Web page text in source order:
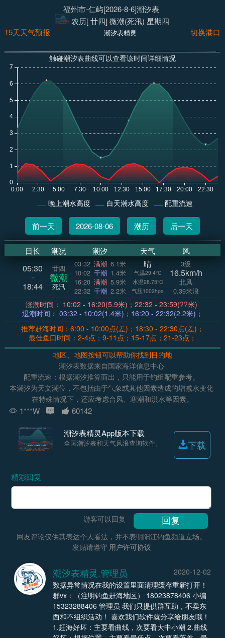
福州市-仁屿[2026-8-6]潮汐表
农历[ 廿四] 微潮(死汛) 星期四
切换港口
潮汐表精灵
15天天气预报
触碰潮汐表曲线可以查看该时间详细情况
晚上潮水高度 白天潮水高度 配重流速
前一天 2026-08-06 潮历 后一天
日长 潮况 潮汐 天气 风
05:30
~
18:44
廿四
微潮
死汛
03:32 满潮 6.1米
10:02 干潮 1.4米
16:20 满潮 5.9米
22:32 干潮 2.2米
晴
气温29.4°C
水温28.75°C
气压1002hpa
3级
16.5km/h
北风
0.39米浪
涨潮时间： 10:02 - 16:20(5.9米)；22:32 - 23:59(??米)
退潮时间： 03:32 - 10:02(1.4米)；16:20 - 22:32(2.2米)；
推荐赶海时间：6:00 - 10:00点(差)；18:30 - 22:30点(差)；
最佳鱼口时间：2-4点；9-11点；15-17点；21-23点；
地区、地图按钮可以帮助你找到目的地
潮汐表数据来自国家海洋信息中心
配重流速：根据潮汐推算而出，只能用于钓组配重参考。
本潮汐为天文潮位，不包括由于气象或其他因素造成的增减水变化
在特殊情况下，还应考虑台风、寒潮和洪水等因素。
1***W 60142
潮汐表精灵App版本下载
全国潮汐表和天气风浪查询软件。 下载
精彩回复
游客可以回复
网友评论仅供其表达个人看法，并不表明阳江钓鱼频道立场。
发贴请遵守 用户许可协议
潮汐表精灵.管理员
2020-12-02
数据异常情况在我的设置里面清理缓存重新打开！
群vx：（注明钓鱼赶海地区） 18023878406 小编
15323288406 管理员 我们只提供群互助，不卖东
西和不组织活动！ 喜欢我们软件就分享给朋友哦！
1.赶海好坏：主要看曲线，次要看大中小潮 2.曲线